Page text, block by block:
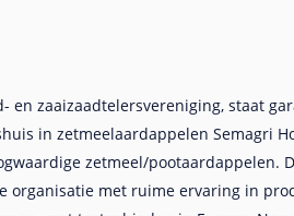
en zaaizaadtelersvereniging, staat
in zetmeelaardappelen Semagri
zetmeel/pootaardappelen.
organisatie met ruime ervaring in